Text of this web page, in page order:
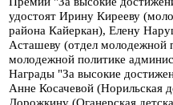
удостоят Ирину Кирееву
района Кайеркан), Елену
Асташеву (отдел молодежной
молодежной политике
Награды "За высокие
Анне Косачевой (Норильская
Дорожкину (Оганерская